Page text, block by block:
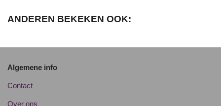
n
ANDEREN BEKEKEN OOK:
Algemene info
Contact
Over ons